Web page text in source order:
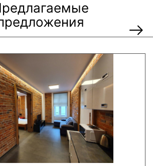
piętra tylko schodami
lub zewnętrzna odpłatna
( dodatkowo płatna )